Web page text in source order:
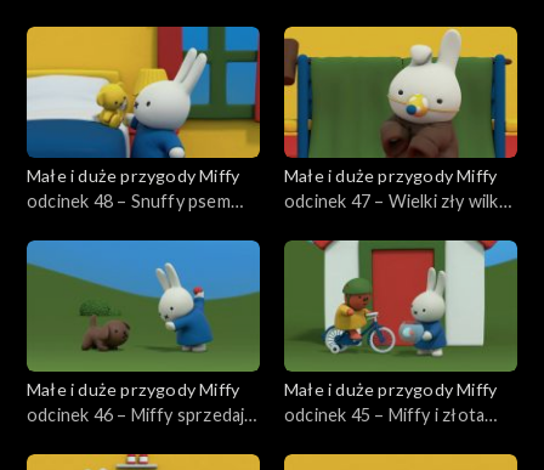
Małe i duże przygody Miffy
odcinek 48 – Snuffy psem
Małe i duże przygody Miffy
odcinek 47 – Wielki zły wilk
Małe i duże przygody Miffy
odcinek 46 – Miffy sprzedaje
Małe i duże przygody Miffy
odcinek 45 – Miffy i złota